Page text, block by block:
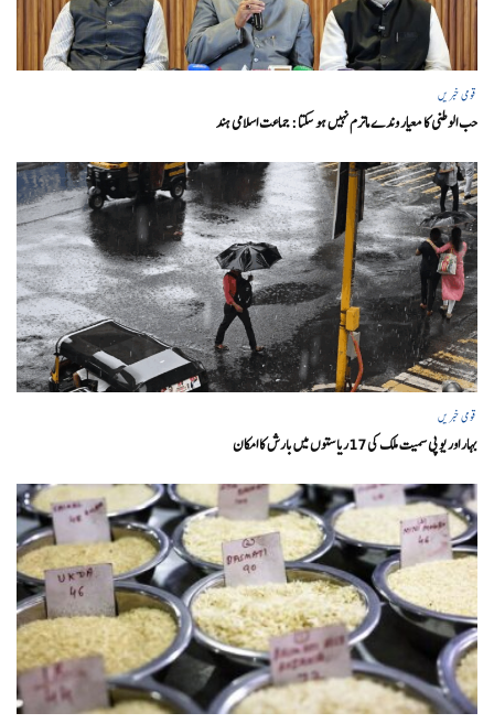
قومی خبریں
حب الوطنی کا معیار وندے ماترم نہیں ہو سکتا : جماعت اسلامی ہند
قومی خبریں
بہار اور یو پی سمیت ملک کی 17ریاستوں میں بارش کا امکان